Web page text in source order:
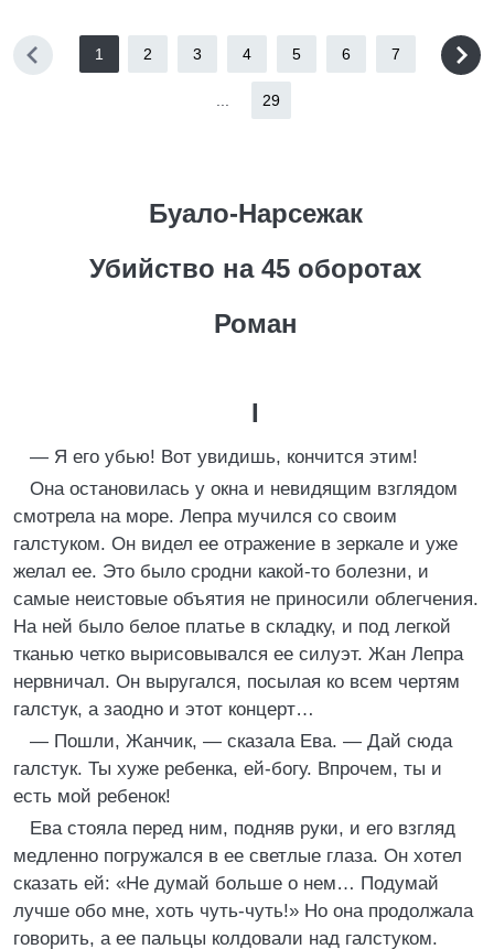
1 2 3 4 5 6 7
29
Буало-Нарсежак
Убийство на 45 оборотах
Роман
I
— Я его убью! Вот увидишь, кончится этим!
Она остановилась у окна и невидящим взглядом
смотрела на море. Лепра мучился со своим
галстуком. Он видел ее отражение в зеркале и уже
желал ее. Это было сродни какой-то болезни, и
самые неистовые объятия не приносили облегчения.
На ней было белое платье в складку, и под легкой
тканью четко вырисовывался ее силуэт. Жан Лепра
нервничал. Он выругался, посылая ко всем чертям
галстук, а заодно и этот концерт…
— Пошли, Жанчик, — сказала Ева. — Дай сюда
галстук. Ты хуже ребенка, ей-богу. Впрочем, ты и
есть мой ребенок!
Ева стояла перед ним, подняв руки, и его взгляд
медленно погружался в ее светлые глаза. Он хотел
сказать ей: «Не думай больше о нем… Подумай
лучше обо мне, хоть чуть-чуть!» Но она продолжала
говорить, а ее пальцы колдовали над галстуком.